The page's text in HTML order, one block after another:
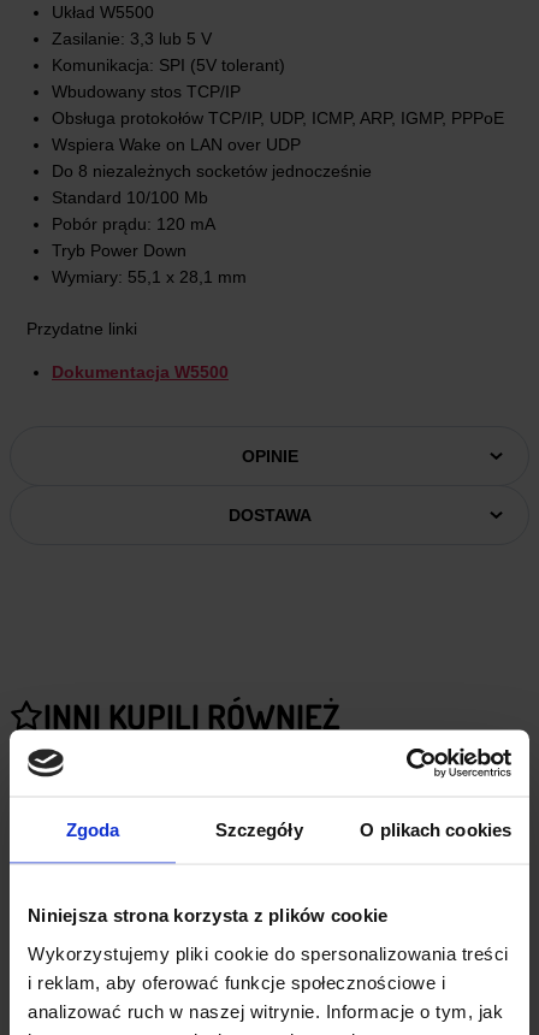
Zgoda Szczegóły O plikach cookies
Niniejsza strona korzysta z plików cookie
Wykorzystujemy pliki cookie do spersonalizowania treści
i reklam, aby oferować funkcje społecznościowe i
analizować ruch w naszej witrynie. Informacje o tym, jak
Układ W5500
Zasilanie: 3,3 lub 5 V
Komunikacja: SPI (5V tolerant)
Wbudowany stos TCP/IP
Obsługa protokołów TCP/IP, UDP, ICMP, ARP, IGMP, PPPoE
Wspiera Wake on LAN over UDP
Do 8 niezależnych socketów jednocześnie
Standard 10/100 Mb
Pobór prądu: 120 mA
Tryb Power Down
Wymiary: 55,1 x 28,1 mm
Przydatne linki
Dokumentacja W5500
OPINIE
DOSTAWA
INNI KUPILI RÓWNIEŻ